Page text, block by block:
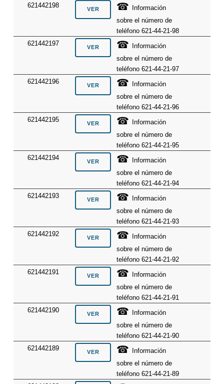
621442198
☎
Información
sobre el número de
teléfono 621-44-21-98
621442197
☎
Información
sobre el número de
teléfono 621-44-21-97
621442196
☎
Información
sobre el número de
teléfono 621-44-21-96
621442195
☎
Información
sobre el número de
teléfono 621-44-21-95
621442194
☎
Información
sobre el número de
teléfono 621-44-21-94
621442193
☎
Información
sobre el número de
teléfono 621-44-21-93
621442192
☎
Información
sobre el número de
teléfono 621-44-21-92
621442191
☎
Información
sobre el número de
teléfono 621-44-21-91
621442190
☎
Información
sobre el número de
teléfono 621-44-21-90
621442189
☎
Información
sobre el número de
teléfono 621-44-21-89